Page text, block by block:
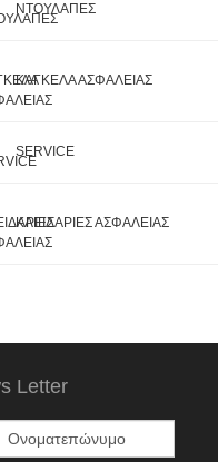
ΝΤΟΥΛΑΠΕΣ
ΚΑΓΚΕΛΑ ΑΣΦΑΛΕΙΑΣ
SERVICE
ΚΛΕΙΔΑΡΙΕΣ ΑΣΦΑΛΕΙΑΣ
Letter